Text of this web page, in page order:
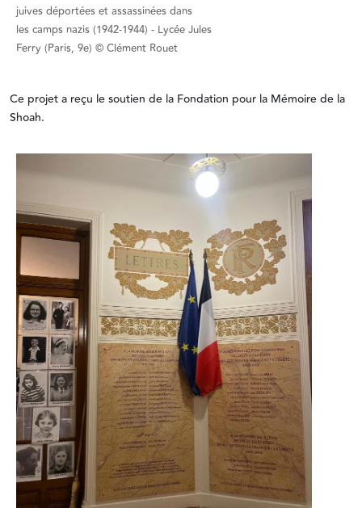
juives déportées et assassinées dans
les camps nazis (1942-1944) - Lycée Jules
Ferry (Paris, 9e) © Clément Rouet
Ce projet a reçu le soutien de la Fondation pour la Mémoire de la
Shoah.